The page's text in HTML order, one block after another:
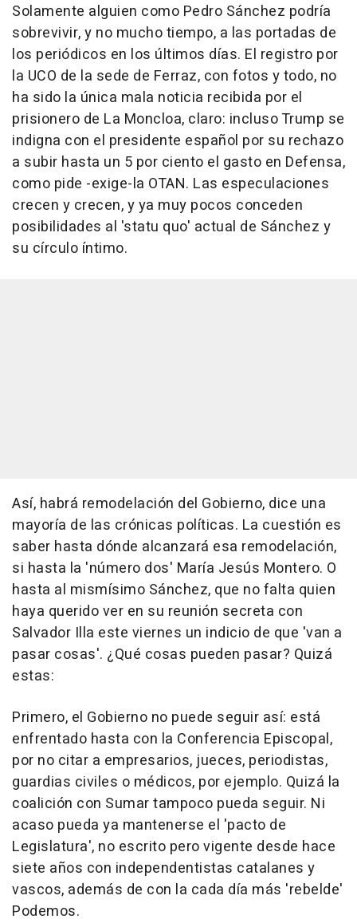
Solamente alguien como Pedro Sánchez podría
sobrevivir, y no mucho tiempo, a las portadas de
los periódicos en los últimos días. El registro por
la UCO de la sede de Ferraz, con fotos y todo, no
ha sido la única mala noticia recibida por el
prisionero de La Moncloa, claro: incluso Trump se
indigna con el presidente español por su rechazo
a subir hasta un 5 por ciento el gasto en Defensa,
como pide -exige-la OTAN. Las especulaciones
crecen y crecen, y ya muy pocos conceden
posibilidades al 'statu quo' actual de Sánchez y
su círculo íntimo.
Así, habrá remodelación del Gobierno, dice una
mayoría de las crónicas políticas. La cuestión es
saber hasta dónde alcanzará esa remodelación,
si hasta la 'número dos' María Jesús Montero. O
hasta al mismísimo Sánchez, que no falta quien
haya querido ver en su reunión secreta con
Salvador Illa este viernes un indicio de que 'van a
pasar cosas'. ¿Qué cosas pueden pasar? Quizá
estas:
Primero, el Gobierno no puede seguir así: está
enfrentado hasta con la Conferencia Episcopal,
por no citar a empresarios, jueces, periodistas,
guardias civiles o médicos, por ejemplo. Quizá la
coalición con Sumar tampoco pueda seguir. Ni
acaso pueda ya mantenerse el 'pacto de
Legislatura', no escrito pero vigente desde hace
siete años con independentistas catalanes y
vascos, además de con la cada día más 'rebelde'
Podemos.